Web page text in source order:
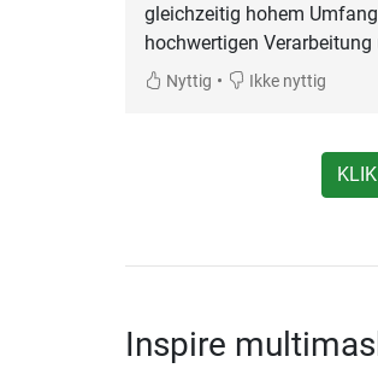
gleichzeitig hohem
hochwertigen
Nyttig • Ikke nyttig
Inspire